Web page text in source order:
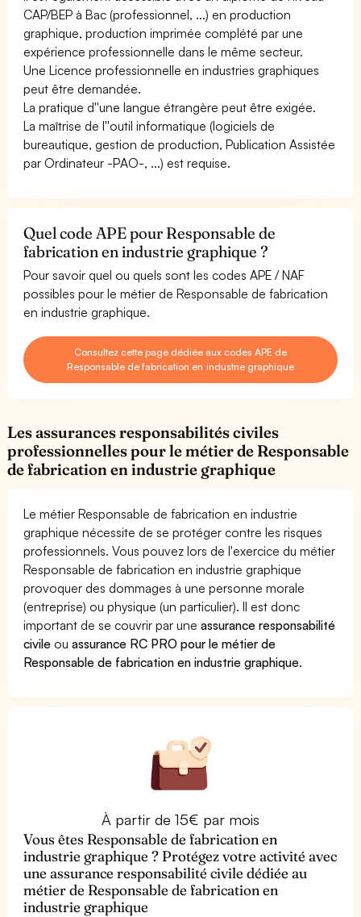
CAP/BEP à Bac (professionnel, ...) en production
graphique, production imprimée complété par une
expérience professionnelle dans le même secteur.
Une Licence professionnelle en industries graphiques
peut être demandée.
La pratique d''une langue étrangère peut être exigée.
La maîtrise de l''outil informatique (logiciels de
bureautique, gestion de production, Publication Assistée
par Ordinateur -PAO-, ...) est requise.
Quel code APE pour Responsable de
fabrication en industrie graphique ?
Pour savoir quel ou quels sont les codes APE / NAF
possibles pour le métier de Responsable de fabrication
en industrie graphique.
Consultez cette page dédiée aux codes APE de
Responsable de fabrication en industrie graphique
Les assurances responsabilités civiles
professionnelles pour le métier de Responsable
de fabrication en industrie graphique
Le métier Responsable de fabrication en industrie
graphique nécessite de se protéger contre les risques
professionnels. Vous pouvez lors de l'exercice du métier
Responsable de fabrication en industrie graphique
provoquer des dommages à une personne morale
(entreprise) ou physique (un particulier). Il est donc
important de se couvrir par uneassurance responsabilité
civile ouassurance RC PRO pour le métier de
Responsable de fabrication en industrie graphique.
À partir de 15€ par mois
Vous êtes Responsable de fabrication en
industrie graphique ? Protégez votre activité avec
une assurance responsabilité civile dédiée au
métier de Responsable de fabrication en
industrie graphique